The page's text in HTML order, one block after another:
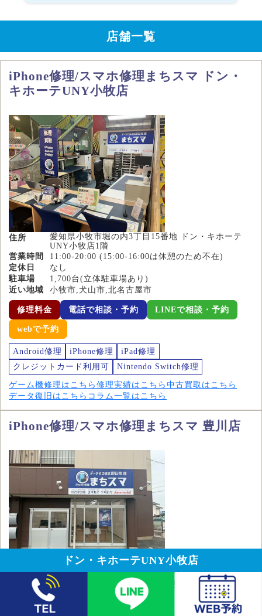
店舗一覧
iPhone修理/スマホ修理まちスマ ドン・
キホーテUNY小牧店
住所
愛知県小牧市堀の内3丁目15番地 ドン・キホーテ
UNY小牧店1階
営業時間
11:00-20:00 (15:00-16:00は休憩のため不在)
定休日
なし
駐車場
1,700台(立体駐車場あり)
近い地域
小牧市,犬山市,北名古屋市
修理料金 電話で相談・予約 LINEで相談・予約
webで予約
Android修理 iPhone修理
iPad修理
クレジットカード利用可
Nintendo Switch修理
ゲーム機修理はこちら 修理実績はこちら 中古買取はこちら
データ復旧はこちら コラム一覧はこちら
iPhone修理/スマホ修理まちスマ 豊川店
住所
愛知県豊川市本野ケ原２丁目５０
営業時間
11:00～20:00(14:00-15:00は休憩のため不在)
木曜日
駐車場
あり
ドン・キホーテUNY小牧店